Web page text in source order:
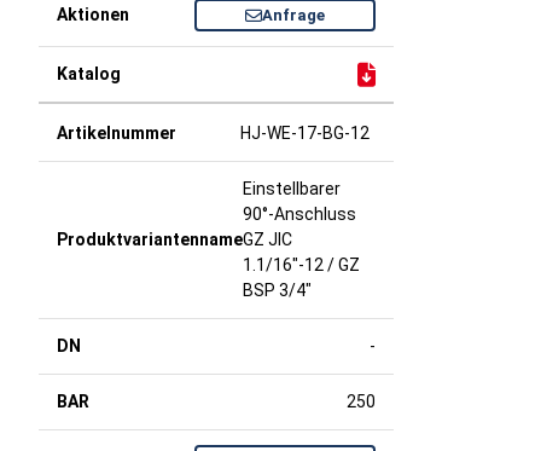
Anfrage
HJ-WE-17-BG-12
Einstellbarer
90°-Anschluss
GZ JIC
1.1/16"-12 / GZ
BSP 3/4"
-
250